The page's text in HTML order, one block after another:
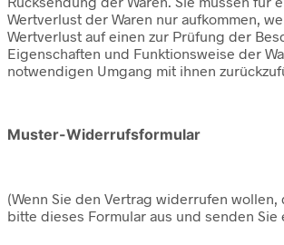
Wertverlust der Waren nur aufkommen,
Wertverlust auf einen zur Prüfung der
Eigenschaften und Funktionsweise der
notwendigen Umgang mit ihnen
Muster-Widerrufsformular
(Wenn Sie den Vertrag widerrufen wollen,
bitte dieses Formular aus und senden Sie